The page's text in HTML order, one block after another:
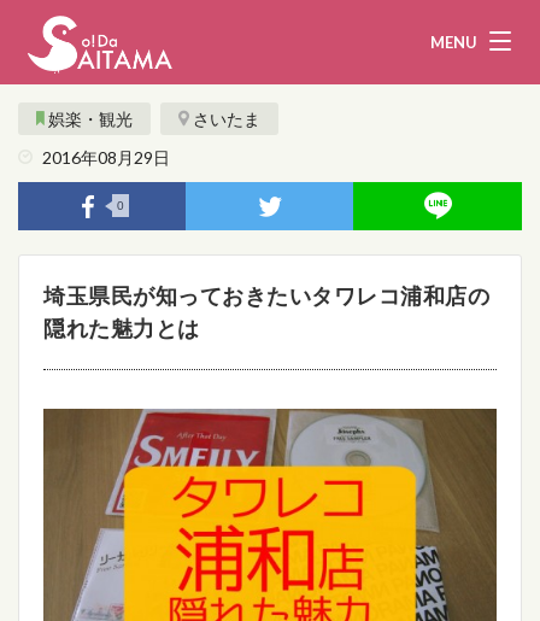
MENU
娯楽・観光
企業・団体 教育・医療
行政 まとめ！
地域から探す
募集！ お問い合わせ
運営団体 ライター
娯楽・観光
さいたま
2016年08月29日
0
埼玉県民が知っておきたいタワレコ浦和店の
隠れた魅力とは